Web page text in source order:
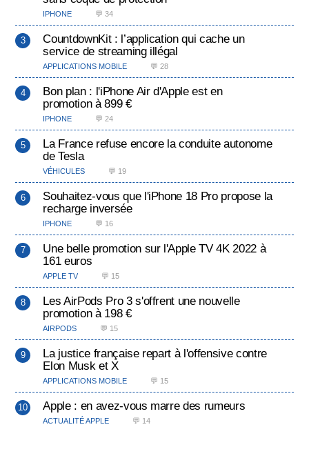
IPHONE 💬 34
CountdownKit : l’application qui cache un
service de streaming illégal
APPLICATIONS MOBILE 💬 28
Bon plan : l'iPhone Air d'Apple est en
promotion à 899 €
IPHONE 💬 24
La France refuse encore la conduite autonome
de Tesla
VÉHICULES 💬 19
Souhaitez-vous que l'iPhone 18 Pro propose la
recharge inversée
IPHONE 💬 16
Une belle promotion sur l'Apple TV 4K 2022 à
161 euros
APPLE TV 💬 15
Les AirPods Pro 3 s'offrent une nouvelle
promotion à 198 €
AIRPODS 💬 15
La justice française repart à l'offensive contre
Elon Musk et X
APPLICATIONS MOBILE 💬 15
Apple : en avez-vous marre des rumeurs
ACTUALITÉ APPLE 💬 14